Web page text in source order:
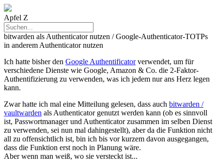
Apfel Z
bitwarden als Authenticator nutzen / Google-Authenticator-TOTPs
in anderem Authenticator nutzen
Ich hatte bisher den Google Authentificatorverwendet, um für
verschiedene Dienste wie Google, Amazon & Co. die 2-Faktor-
Authentifizierung zu verwenden, was ich jedem nur ans Herz legen
kann.
Zwar hatte ich mal eine Mitteilung gelesen, dass auch bitwarden /
vaultwarden als Authenticator genutzt werden kann (ob es sinnvoll
ist, Passwortmanager und Authenticator zusammen im selben Dienst
zu verwenden, sei nun mal dahingestellt), aber da die Funktion nicht
all zu offensichtlich ist, bin ich bis vor kurzem davon ausgegangen,
dass die Funktion erst noch in Planung wäre.
Aber wenn man weiß, wo sie versteckt ist...